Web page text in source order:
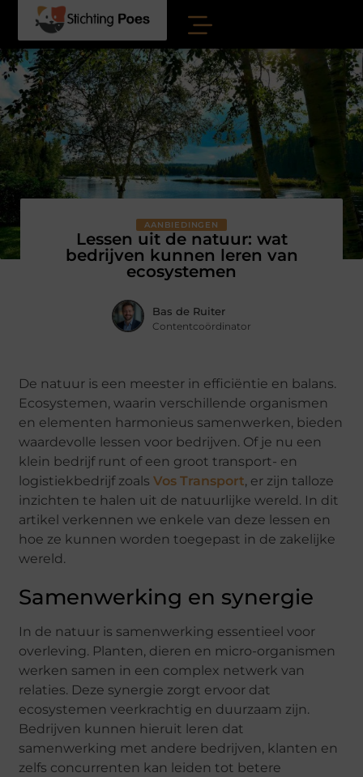
AANBIEDINGEN
Lessen uit de natuur: wat
bedrijven kunnen leren van
ecosystemen
Bas de Ruiter
Contentcoördinator
De natuur is een meester in efficiëntie en balans.
Ecosystemen, waarin verschillende organismen
en elementen harmonieus samenwerken, bieden
waardevolle lessen voor bedrijven. Of je nu een
klein bedrijf runt of een groot transport- en
logistiekbedrijf zoalsVos Transport, er zijn talloze
inzichten te halen uit de natuurlijke wereld. In dit
artikel verkennen we enkele van deze lessen en
hoe ze kunnen worden toegepast in de zakelijke
wereld.
Samenwerking en synergie
In de natuur is samenwerking essentieel voor
overleving. Planten, dieren en micro-organismen
werken samen in een complex netwerk van
relaties. Deze synergie zorgt ervoor dat
ecosystemen veerkrachtig en duurzaam zijn.
Bedrijven kunnen hieruit leren dat
samenwerking met andere bedrijven, klanten en
zelfs concurrenten kan leiden tot betere